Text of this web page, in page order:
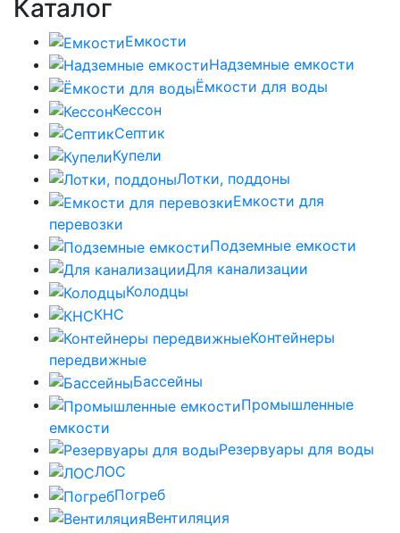
Каталог
Емкости
Надземные емкости
Ёмкости для воды
Кессон
Септик
Купели
Лотки, поддоны
Емкости для
перевозки
Подземные емкости
Для канализации
Колодцы
КНС
Контейнеры
передвижные
Бассейны
Промышленные
емкости
Резервуары для воды
ЛОС
Погреб
Вентиляция